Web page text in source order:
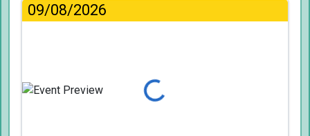
09/08/2026
Φόρτωση...